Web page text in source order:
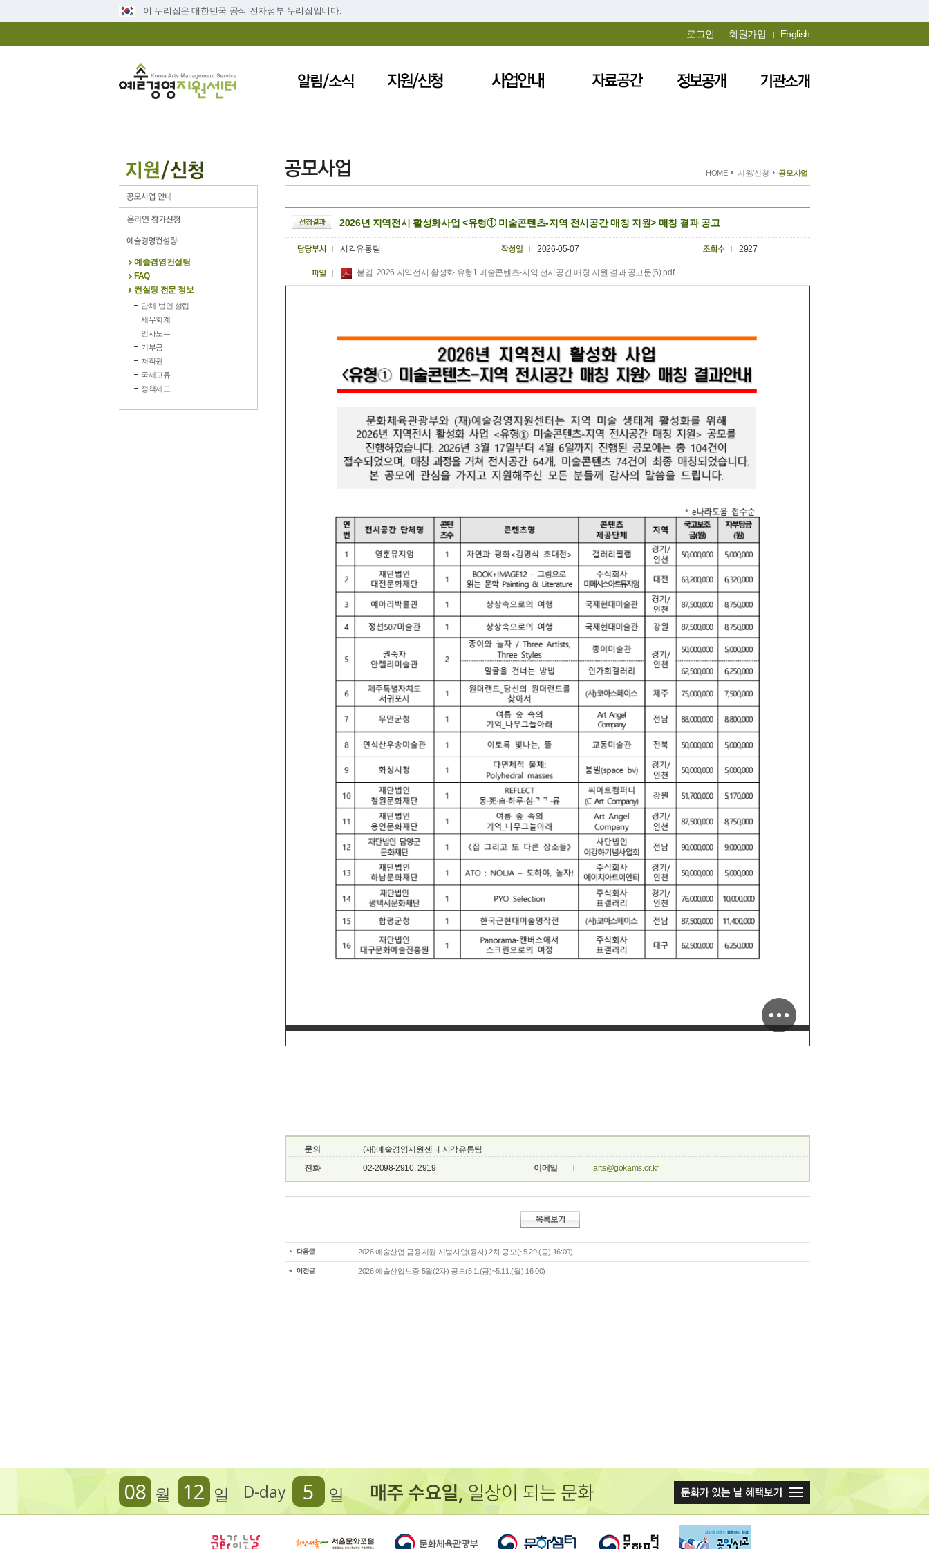
이 누리집은 대한민국 공식 전자정부 누리집입니다.
로그인 회원가입 English
예술경영컨설팅
FAQ
컨설팅 전문 정보
단체·법인 설립
세무회계
인사노무
기부금
저작권
국제교류
정책제도
HOME 지원/신청 공모사업
2026년 지역전시 활성화사업 <유형① 미술콘텐츠-지역 전시공간 매칭 지원> 매칭 결과 공고
시각유통팀 2026-05-07 2927
붙임. 2026 지역전시 활성화 유형1 미술콘텐츠-지역 전시공간 매칭 지원 결과 공고문(6).pdf
문의
(재)예술경영지원센터 시각유통팀
전화
02-2098-2910, 2919 이메일 arts@gokams.or.kr
2026 예술산업 금융지원 시범사업(융자) 2차 공모(~5.29.(금) 16:00)
2026 예술산업보증 5월(2차) 공모(5.1.(금)~5.11.(월) 16:00)
D-day 5 일
08 월 12 일